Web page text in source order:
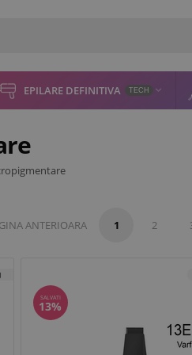
EPILARE DEFINITIVA TECH 
ANTERIOARA 1 2
SALVATI
13%